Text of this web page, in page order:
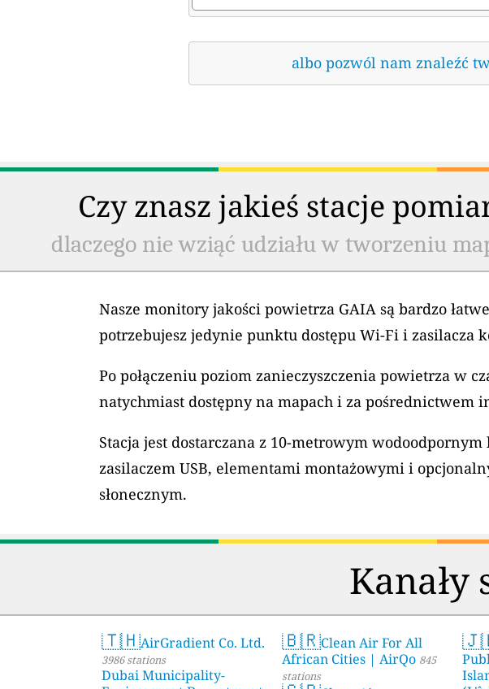
albo pozwól nam znaleźć
Czy znasz jakieś stacje
dlaczego nie wziąć udziału w tworzeniu
Nasze monitory jakości powietrza GAIA są bardzo
potrzebujesz jedynie punktu dostępu Wi-Fi i zasilacza
Po połączeniu poziom zanieczyszczenia powietrza w
natychmiast dostępny na mapach i za pośrednictwem
Stacja jest dostarczana z 10-metrowym
zasilaczem USB, elementami montażowymi i
słonecznym.
🇹🇭AirGradient Co. Ltd.
3986 stations
Dubai Municipality-
🇧🇷Clean Air For All
African Cities | AirQo 845
stations